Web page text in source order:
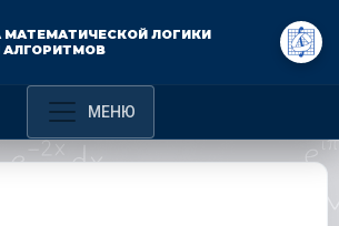
ЛОГИКИ
АЛГОРИТМОВ